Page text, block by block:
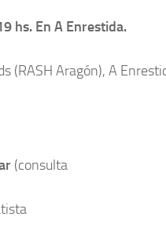
hs. En A Enrestida.
(RASH Aragón), A
(consulta